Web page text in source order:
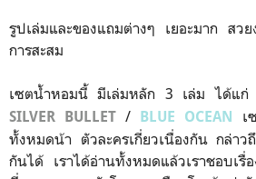
รูปเล่มและของแถมต่างๆ เยอะมาก สว
การสะสม
เซตน้ำหอมนี้ มีเล่มหลัก 3 เล่ม ได้แก่
SILVER BULLET / BLUE OCEAN
เ
ทั้งหมดน้า ตัวละครเกี่ยวเนื่องกัน กล่าว
กันได้ เราได้อ่านทั้งหมดแล้วเราชอบเรื่